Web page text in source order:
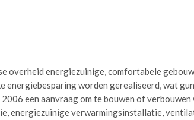
overheid energiezuinige, comfortabele
energiebesparing worden gerealiseerd, wat
een aanvraag om te bouwen of verbouwen
energiezuinige verwarmingsinstallatie,